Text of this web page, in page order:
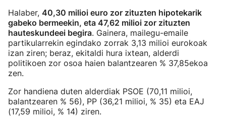
Halaber, 40,30 milioi euro zor zituzten hipotekarik
gabeko bermeekin, eta 47,62 milioi zor zituzten
hauteskundeei begira. Gainera, mailegu-emaile
partikularrekin egindako zorrak 3,13 milioi eurokoak
izan ziren; beraz, ekitaldi hura ixtean, alderdi
politikoen zor osoa haien balantzearen % 37,85ekoa
zen.
Zor handiena duten alderdiak PSOE (70,11 milioi,
balantzearen % 56), PP (36,21 milioi, % 35) eta EAJ
(17,59 milioi, % 14) ziren.